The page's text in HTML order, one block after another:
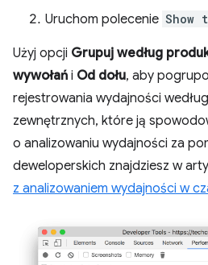
Uruchom polecenie Show
Użyj opcji Grupuj według
wywołań i Od dołu, aby
rejestrowania wydajności
zewnętrznych, które ją
o analizowaniu wydajności za
deweloperskich znajdziesz w
z analizowaniem wydajności w